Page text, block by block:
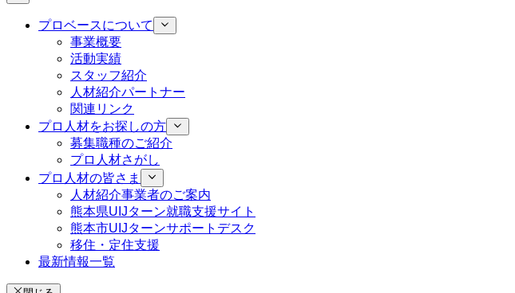
プロベースについて
事業概要
活動実績
スタッフ紹介
人材紹介パートナー
関連リンク
プロ人材をお探しの方
募集職種のご紹介
プロ人材さがし
プロ人材の皆さま
人材紹介事業者のご案内
熊本県UIJターン就職支援サイト
熊本市UIJターンサポートデスク
移住・定住支援
最新情報一覧